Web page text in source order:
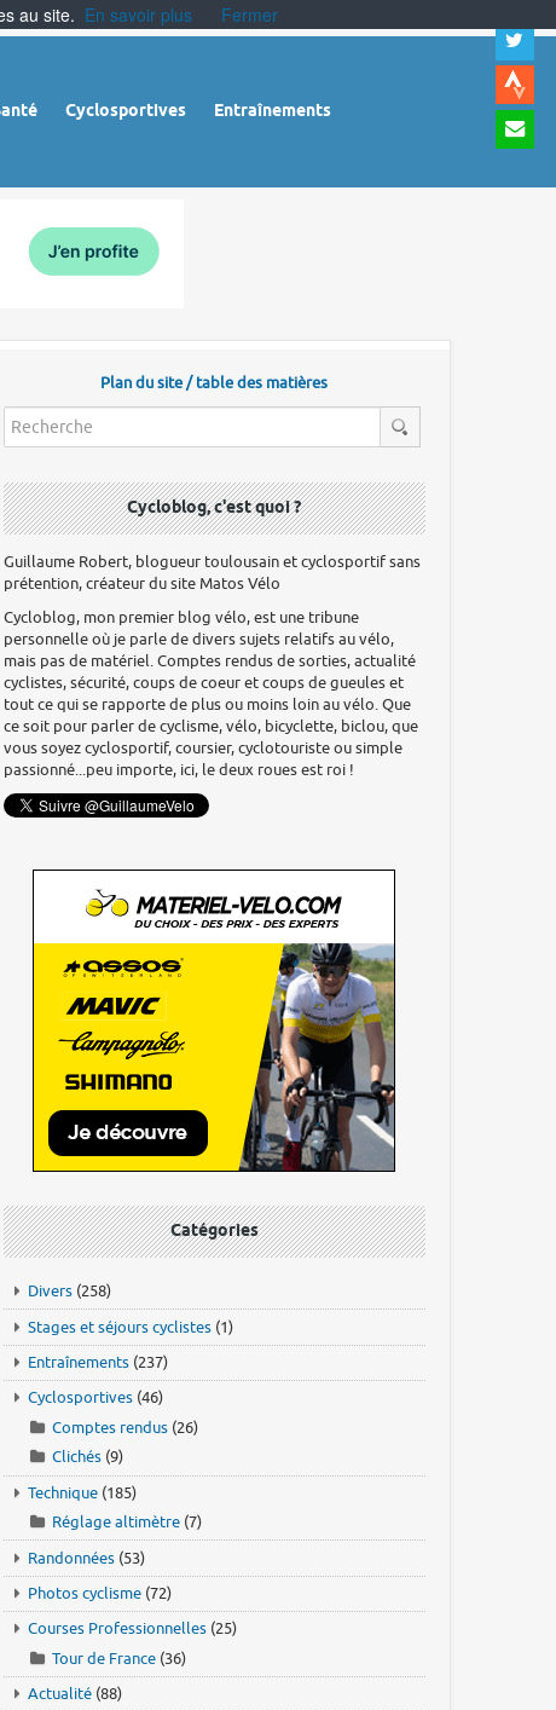
Cyclosportives Entraînements
à
Plan du site / table des matières
Cycloblog, c'est quoi ?
Guillaume Robert, blogueur toulousain et cyclosportif sans
prétention, créateur du site Matos Vélo
Cycloblog, mon premier blog vélo, est une tribune
personnelle où je parle de divers sujets relatifs au vélo,
mais pas de matériel. Comptes rendus de sorties, actualité
cyclistes, sécurité, coups de coeur et coups de gueules et
tout ce qui se rapporte de plus ou moins loin au vélo. Que
ce soit pour parler de cyclisme, vélo, bicyclette, biclou, que
vous soyez cyclosportif, coursier, cyclotouriste ou simple
passionné...peu importe, ici, le deux roues est roi !
Catégories
Divers (258)
Stages et séjours cyclistes (1)
Entraînements (237)
Cyclosportives (46)
Comptes rendus (26)
Clichés (9)
Technique (185)
Réglage altimètre (7)
Randonnées (53)
Photos cyclisme (72)
Courses Professionnelles (25)
Tour de France (36)
Actualité (88)
au site. En savoir plus Fermer